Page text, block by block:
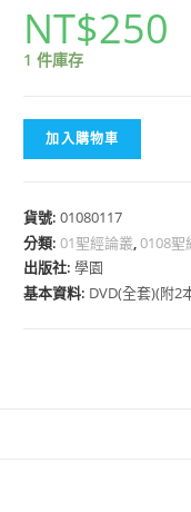
NT$250
1 件庫存
加入購物車
貨號:01080117
分類:01聖經論叢,0108聖
出版社:學園
基本資料: DVD(全套)(附2